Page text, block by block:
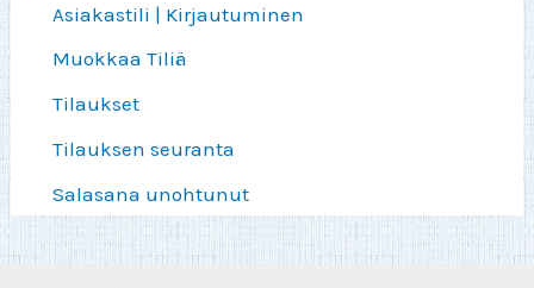
Asiakastili | Kirjautuminen
Muokkaa Tiliä
Tilaukset
Tilauksen seuranta
Salasana unohtunut